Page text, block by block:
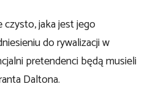
jaka jest jego
do rywalizacji w
pretendenci będą musieli
Daltona.